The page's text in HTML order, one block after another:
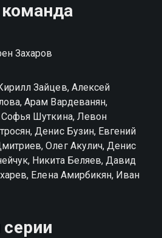
сериала Солнце, море,
совершенно бесплатно в
на Смотрёшке
Захаров
Зайцев, Алексей
Арам Вардеванян,
Шуткина, Левон
Денис Бузин, Евгений
Олег Акулич, Денис
Никита Беляев, Давид
Елена Амирбикян, Иван